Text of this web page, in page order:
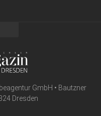
GmbH • Bautzner
Dresden